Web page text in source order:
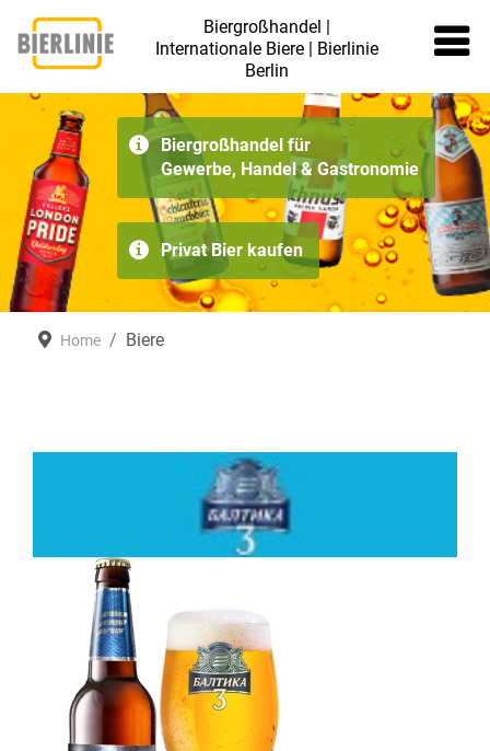
Biergroßhandel für
Gewerbe, Handel & Gastronomie
Privat Bier kaufen
Home Biere
Biergroßhandel |
Internationale Biere | Bierlinie
Berlin